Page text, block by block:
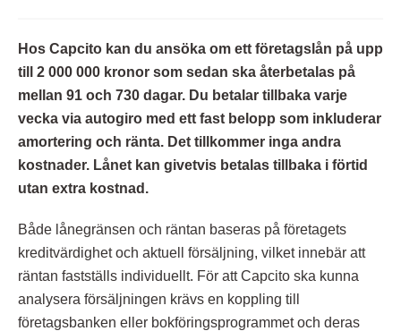
Hos Capcito kan du ansöka om ett företagslån på upp
till 2 000 000 kronor som sedan ska återbetalas på
mellan 91 och 730 dagar. Du betalar tillbaka varje
vecka via autogiro med ett fast belopp som inkluderar
amortering och ränta. Det tillkommer inga andra
kostnader. Lånet kan givetvis betalas tillbaka i förtid
utan extra kostnad.
Både lånegränsen och räntan baseras på företagets
kreditvärdighet och aktuell försäljning, vilket innebär att
räntan fastställs individuellt. För att Capcito ska kunna
analysera försäljningen krävs en koppling till
företagsbanken eller bokföringsprogrammet och deras